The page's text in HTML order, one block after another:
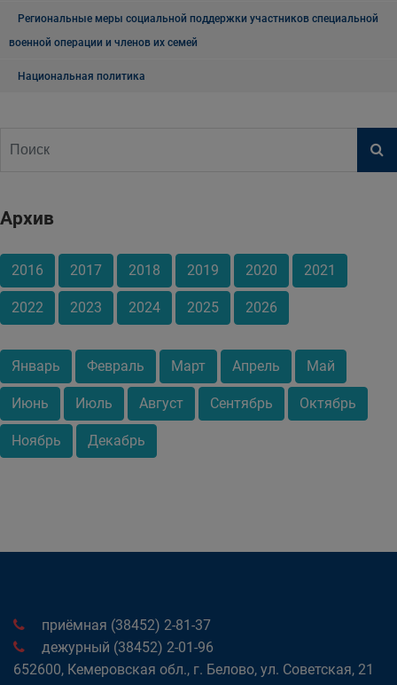
Региональные меры социальной поддержки участников специальной
военной операции и членов их семей
Национальная политика
Архив
2016 2017 2018 2019 2020 2021
2022 2023 2024 2025 2026
Январь Февраль Март Апрель Май
Июнь Июль Август Сентябрь Октябрь
Ноябрь Декабрь
приёмная (38452) 2-81-37
дежурный (38452) 2-01-96
652600, Кемеровская обл., г. Белово, ул. Советская, 21